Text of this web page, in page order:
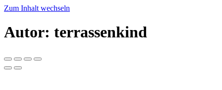
Zum Inhalt wechseln
Autor: terrassenkind